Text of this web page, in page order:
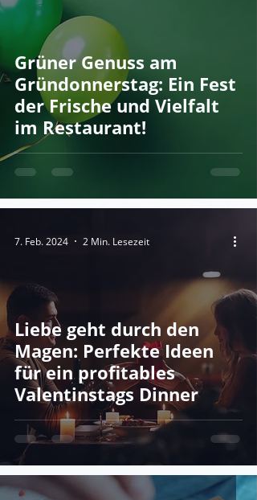
Grüner Genuss am
Gründonnerstag: Ein Fest
der Frische und Vielfalt
im Restaurant!
Liebe geht durch den
Magen: Perfekte Ideen
für ein profitables
Valentinstags Dinner
7. Feb. 2024 2 Min. Lesezeit